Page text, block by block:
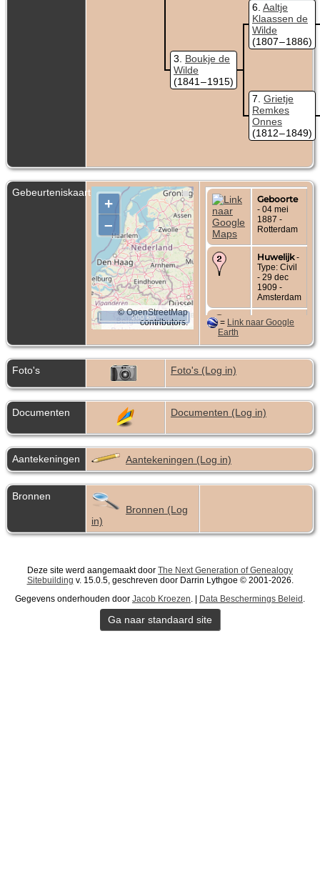
3
Boukje de
Wilde
(1841 – 1915)
6 Aaltje
Klaassen de
Wilde
(1807 – 1886)
7 Grietje
Remkes
Onnes
(1812 – 1849)
Gebeurteniskaart
+
–
©OpenStreetMap
contributors.
200 km
Geboorte
- 04 mei
1887 -
Rotterdam
Huwelijk-
Type: Civil
- 29 dec
1909 -
Amsterdam
Overlijden
- 13 feb
Millingen
= Link naar Google
Earth
Foto's Foto's (Log in)
Documenten Documenten (Log in)
Aantekeningen Aantekeningen (Log in)
Bronnen
Bronnen (Log
in)
Deze site werd aangemaakt door The Next Generation of Genealogy
Sitebuilding v. 15.0.5, geschreven door Darrin Lythgoe © 2001-2026.
Gegevens onderhouden door Jacob Kroezen . | Data Beschermings Beleid
Ga naar standaard site